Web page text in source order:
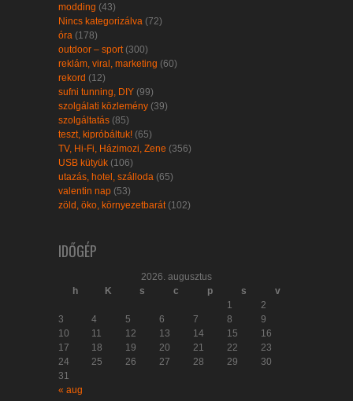
modding (43)
Nincs kategorizálva (72)
óra (178)
outdoor – sport (300)
reklám, viral, marketing (60)
rekord (12)
sufni tunning, DIY (99)
szolgálati közlemény (39)
szolgáltatás (85)
teszt, kipróbáltuk! (65)
TV, Hi-Fi, Házimozi, Zene (356)
USB kütyük (106)
utazás, hotel, szálloda (65)
valentin nap (53)
zöld, öko, környezetbarát (102)
IDŐGÉP
2026. augusztus
h
K s c p s
v
1
2
3
4 5 6 7 8
9
10
11 12 13 14 15
16
17
18 19 20 21 22
23
24
25 26 27 28 29
30
31
« aug